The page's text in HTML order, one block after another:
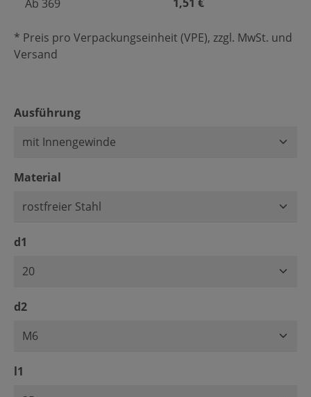
Ab 369
* Preis pro Verpackungseinheit (VPE), zzgl. MwSt. und
Versand
Ausführungauswählen
Material
d1
d2auswählen
l1